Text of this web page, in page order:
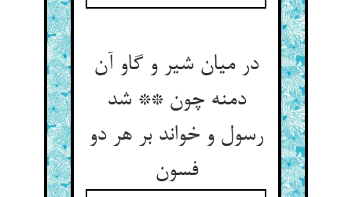
در میان شیر و گاو آن
دمنه چون ** شد
رسول و خواند بر هر دو
فسون‏